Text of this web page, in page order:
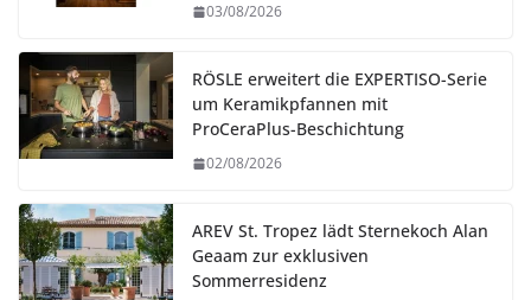
03/08/2026
RÖSLE erweitert die EXPERTISO-Serie
um Keramikpfannen mit
ProCeraPlus-Beschichtung
02/08/2026
AREV St. Tropez lädt Sternekoch Alan
Geaam zur exklusiven
Sommerresidenz